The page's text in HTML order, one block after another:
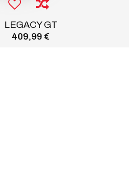
LEGACY GT
409,99 €